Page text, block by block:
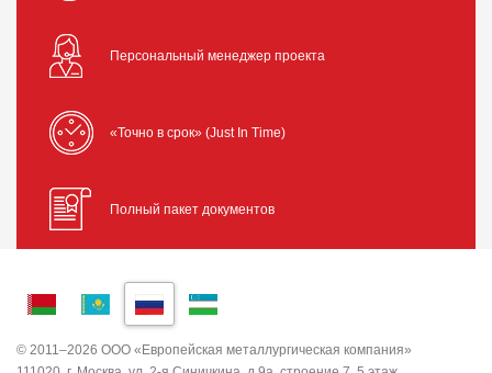
Персональный менеджер проекта
«Точно в срок» (Just In Time)
Полный пакет документов
© 2011–2026 ООО «Европейская металлургическая компания»